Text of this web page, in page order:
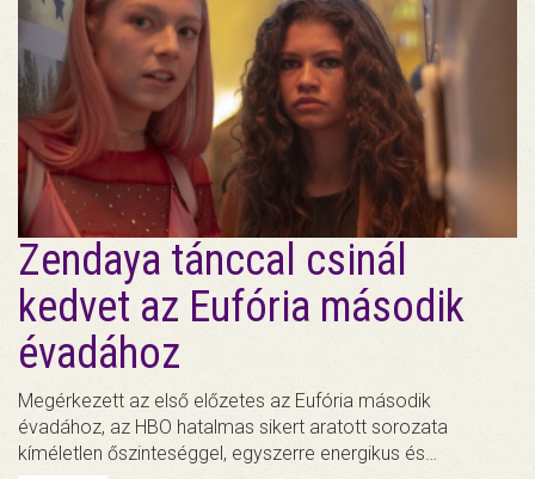
Zendaya tánccal csinál
kedvet az Eufória második
évadához
Megérkezett az első előzetes az Eufória második
évadához, az HBO hatalmas sikert aratott sorozata
kíméletlen őszinteséggel, egyszerre energikus és…